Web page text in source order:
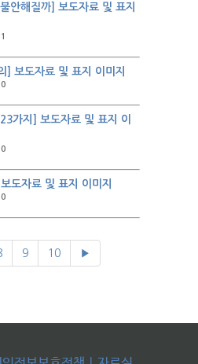
안해질까] 보도자료 및 표지
] 보도자료 및 표지 이미지
가지] 보도자료 및 표지 이
도자료 및 표지 이미지
9 10 ▶